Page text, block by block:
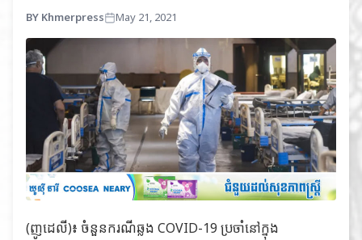
BY Khmerpress May 21, 2021
(ញូដេលី)៖ ចំនួនករណីឆ្លង COVID-19 ប្រចាំនៅក្នុង